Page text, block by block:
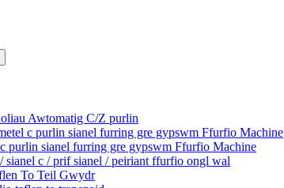
Awtomatig C/Z purlin
c purlin sianel furring gre gypswm Ffurfio Machine
purlin sianel furring gre gypswm Ffurfio Machine
sianel c / prif sianel / peiriant ffurfio ongl wal
To Teil Gwydr